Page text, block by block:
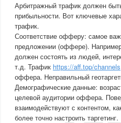
Арбитражный трафик должен
прибыльности. Вот ключевые
трафик.
Соответствие офферу: самое
предложении (оффере).
должен состоять из людей,
т.д. Трафик https://aff.top/channels
оффера. Неправильный
Демографические данные:
целевой аудитории оффера.
взаимодействуют с контентом,
более точно настроить таргетинг.